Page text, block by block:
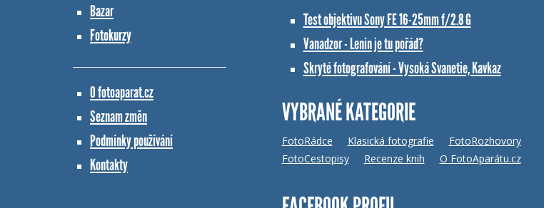
Bazar
Fotokurzy
O fotoaparat.cz
Seznam změn
Podmínky používání
Kontakty
Test objektivu Sony FE 16-25mm f/2.8 G
Vanadzor - Lenin je tu pořád?
Skryté fotografování - Vysoká Svanetie, Kavkaz
VYBRANÉ KATEGORIE
FotoRádce Klasická fotografie
FotoRozhovory
FotoCestopisy
Recenze knih O FotoAparátu.cz